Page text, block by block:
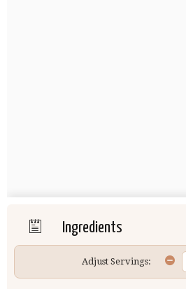
Ingredients
Adjust Servings: